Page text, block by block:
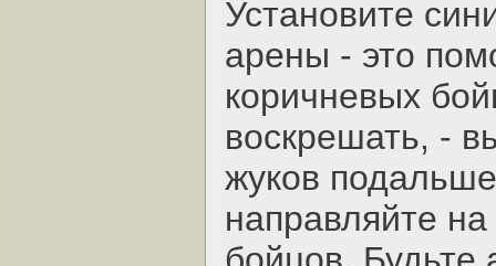
Установите
арены - это
коричневых
воскрешать, -
жуков
направляйте